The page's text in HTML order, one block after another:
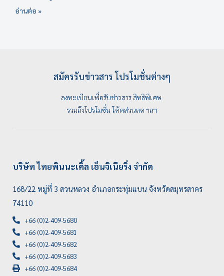
อ่านต่อ »
สมัครรับข่าวสาร โปรโมชั่นต่างๆ
ลงทะเบียนเพื่อรับข่าวสาร สิทธิพิเศษ
รวมถึงโปรโมชั่น โค้ดส่วนลด ฯลฯ
บริษัท ไทยพินนะเคิ้ล เอ็นจิเนียริ่ง จำกัด
168/22 หมู่ที่ 3 สวนหลวง อำเภอกระทุ่มแบน จังหวัดสมุทรสาคร
74110
+66 (0)2-409-5680
+66 (0)2-409-5681
+66 (0)2-409-5682
+66 (0)2-409-5683
+66 (0)2-409-5684